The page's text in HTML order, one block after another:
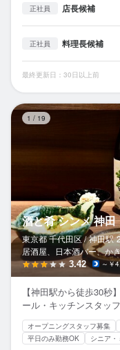
正社員 店長候補
正社員 料理長候補
最終更新日：30日以上前
1 / 19
酒と肴 シンメ 神田
東京都 千代田区 / 神田駅
居酒屋、日本酒バー、か
3.42 ～￥
【神田駅から徒歩30
ール・キッチンスタッ
オープニングスタッフ募集
平日のみ勤務OK
シニア・